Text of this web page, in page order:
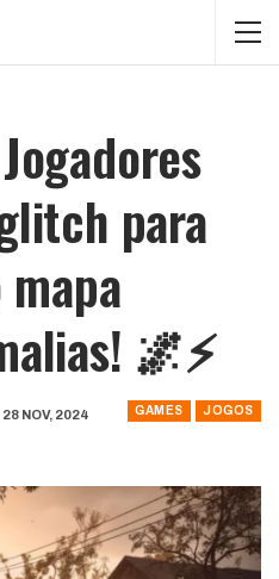
para
🌌⚡
GAMES JOGOS
28 NOV, 2024